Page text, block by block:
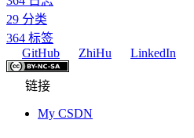
29 分类
364 标签
GitHub
ZhiHu LinkedIn
链接
My CSDN